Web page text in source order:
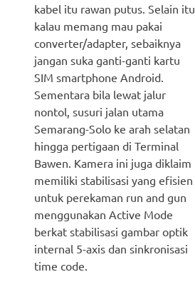
kabel itu rawan putus. Selain itu,
kalau memang mau pakai
converter/adapter, sebaiknya
jangan suka ganti-ganti kartu
SIM smartphone Android.
Sementara bila lewat jalur
nontol, susuri jalan utama
Semarang-Solo ke arah selatan
hingga pertigaan di Terminal
Bawen. Kamera ini juga diklaim
memiliki stabilisasi yang efisien
untuk perekaman run and gun
menggunakan Active Mode
berkat stabilisasi gambar optik
internal 5-axis dan sinkronisasi
time code.